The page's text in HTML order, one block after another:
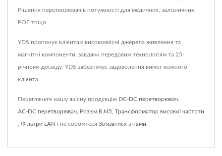
Рішення перетворювачів потужності для медичних, залізничних,
POE тощо.
YDS пропонує клієнтам високоякісні джерела живлення та
магнітні компоненти, завдяки передовим технологіям та 25-
річному досвіду, YDS забезпечує задоволення вимог кожного
клієнта.
Перегляньте нашу якісну продукцію DC-DC перетворювач
AC-DC перетворювач Роз'єм RJ45 Трансформатор високої частоти
Фільтри LAN і не соромтеся Зв'язатися з нами